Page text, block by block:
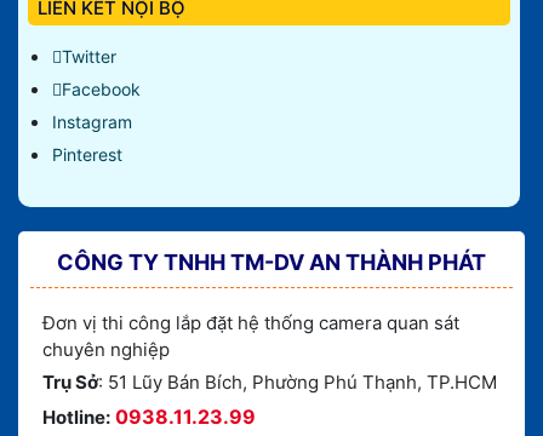
LIÊN KẾT NỘI BỘ
Twitter
Facebook
Instagram
Pinterest
CÔNG TY TNHH TM-DV AN THÀNH PHÁT
Đơn vị thi công lắp đặt hệ thống camera quan sát
chuyên nghiệp
Trụ Sở: 51 Lũy Bán Bích, Phường Phú Thạnh, TP.HCM
Hotline: 0938.11.23.99